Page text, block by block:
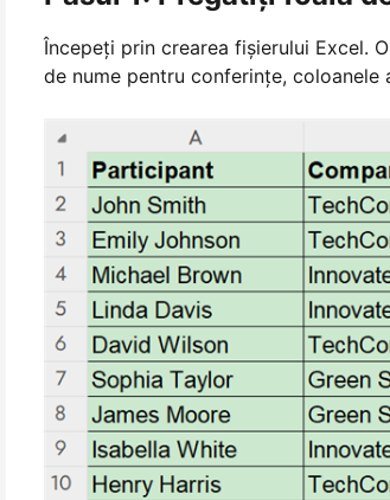
Începeți prin crearea fișierului Excel.
de nume pentru conferințe, coloanele